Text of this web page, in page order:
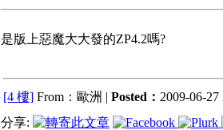
是版上惡魔大大發的ZP4.2嗎?
[4 樓] From：歐洲 | Posted： 2009-06-27
分享: